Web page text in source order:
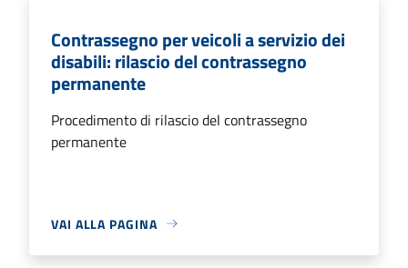
Contrassegno per veicoli a servizio dei
disabili: rilascio del contrassegno
permanente
Procedimento di rilascio del contrassegno
permanente
VAI ALLA PAGINA